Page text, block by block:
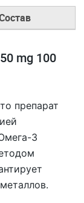
mg 100
препарат
3